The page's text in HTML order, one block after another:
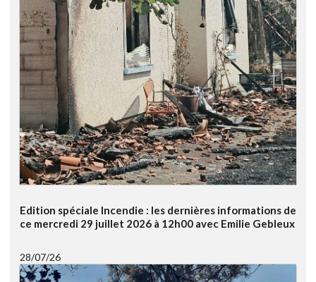
Edition spéciale Incendie : les dernières informations de
ce mercredi 29 juillet 2026 à 12h00 avec Emilie Gebleux
28/07/26